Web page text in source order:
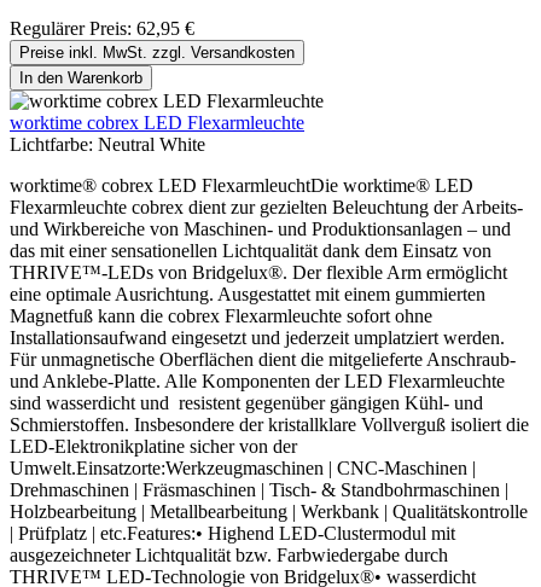
Regulärer Preis: 62,95 €
Preise inkl. MwSt. zzgl. Versandkosten
In den Warenkorb
worktime cobrex LED Flexarmleuchte
Lichtfarbe: Neutral White
worktime® cobrex LED FlexarmleuchtDie worktime® LED
Flexarmleuchte cobrex dient zur gezielten Beleuchtung der Arbeits-
und Wirkbereiche von Maschinen- und Produktionsanlagen – und
das mit einer sensationellen Lichtqualität dank dem Einsatz von
THRIVE™-LEDs von Bridgelux®. Der flexible Arm ermöglicht
eine optimale Ausrichtung. Ausgestattet mit einem gummierten
Magnetfuß kann die cobrex Flexarmleuchte sofort ohne
Installationsaufwand eingesetzt und jederzeit umplatziert werden.
Für unmagnetische Oberflächen dient die mitgelieferte Anschraub-
und Anklebe-Platte. Alle Komponenten der LED Flexarmleuchte
sind wasserdicht und resistent gegenüber gängigen Kühl- und
Schmierstoffen. Insbesondere der kristallklare Vollverguß isoliert die
LED-Elektronikplatine sicher von der
Umwelt.Einsatzorte:Werkzeugmaschinen | CNC-Maschinen |
Drehmaschinen | Fräsmaschinen | Tisch- & Standbohrmaschinen |
Holzbearbeitung | Metallbearbeitung | Werkbank | Qualitätskontrolle
| Prüfplatz | etc.Features:• Highend LED-Clustermodul mit
ausgezeichneter Lichtqualität bzw. Farbwiedergabe durch
THRIVE™ LED-Technologie von Bridgelux®• wasserdicht